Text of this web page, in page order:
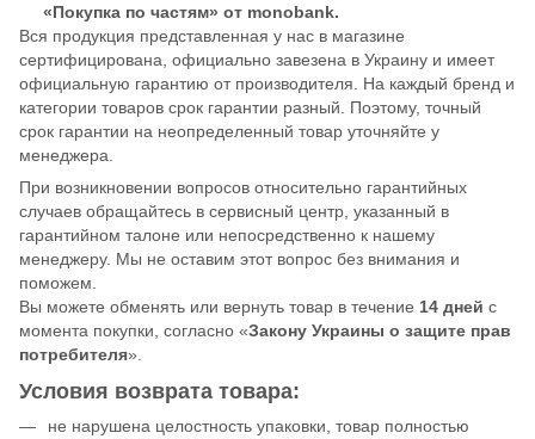
«Покупка по частям» от monobank.
Вся продукция представленная у нас в магазине
сертифицирована, официально завезена в Украину и имеет
официальную гарантию от производителя. На каждый бренд и
категории товаров срок гарантии разный. Поэтому, точный
срок гарантии на неопределенный товар уточняйте у
менеджера.
При возникновении вопросов относительно гарантийных
случаев обращайтесь в сервисный центр, указанный в
гарантийном талоне или непосредственно к нашему
менеджеру. Мы не оставим этот вопрос без внимания и
поможем.
Вы можете обменять или вернуть товар в течение 14 дней с
момента покупки, согласно «Закону Украины о защите прав
потребителя».
Условия возврата товара:
не нарушена целостность упаковки, товар полностью